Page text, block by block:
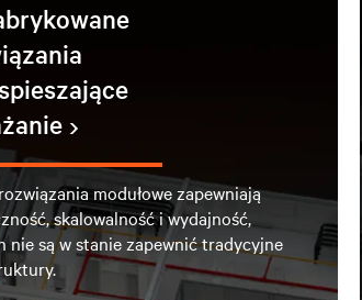
modułowe zapewniają
skalowalność i wydajność,
nie są w stanie zapewnić tradycyjne